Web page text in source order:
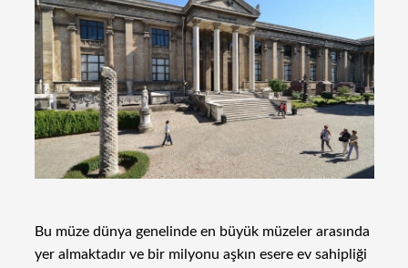
Bu müze dünya genelinde en büyük müzeler arasında
yer almaktadır ve bir milyonu aşkın esere ev sahipliği